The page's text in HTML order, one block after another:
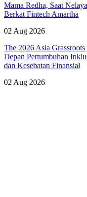
Mama Redha, Saat
Berkat Fintech Amartha
02 Aug 2026
The 2026 Asia
Depan Pertumbuhan
dan Kesehatan Finansial
02 Aug 2026